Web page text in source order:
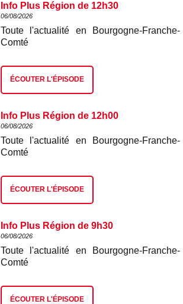
Info Plus Région de 12h30
06/08/2026
Toute l'actualité en Bourgogne-Franche-
Comté
ÉCOUTER L'ÉPISODE
Info Plus Région de 12h00
06/08/2026
Toute l'actualité en Bourgogne-Franche-
Comté
ÉCOUTER L'ÉPISODE
Info Plus Région de 9h30
06/08/2026
Toute l'actualité en Bourgogne-Franche-
Comté
ÉCOUTER L'ÉPISODE